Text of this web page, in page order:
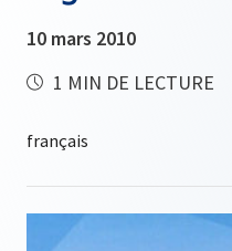
10 mars 2010
1 MIN DE LECTURE